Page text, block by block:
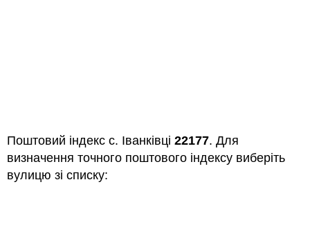
Поштовий індекс с. Іванківці 22177. Для
визначення точного поштового індексу виберіть
вулицю зі списку: